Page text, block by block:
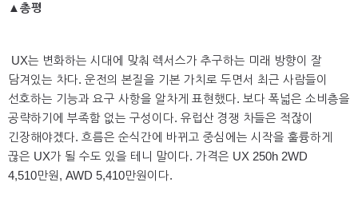
▲총평
UX는 변화하는 시대에 맞춰 렉서스가 추구하는 미래 방향이 잘
담겨있는 차다. 운전의 본질을 기본 가치로 두면서 최근 사람들이
선호하는 기능과 요구 사항을 알차게 표현했다. 보다 폭넓은 소비층을
공략하기에 부족함 없는 구성이다. 유럽산 경쟁 차들은 적잖이
긴장해야겠다. 흐름은 순식간에 바뀌고 중심에는 시작을 훌륭하게
끊은 UX가 될 수도 있을 테니 말이다. 가격은 UX 250h 2WD
4,510만원, AWD 5,410만원이다.